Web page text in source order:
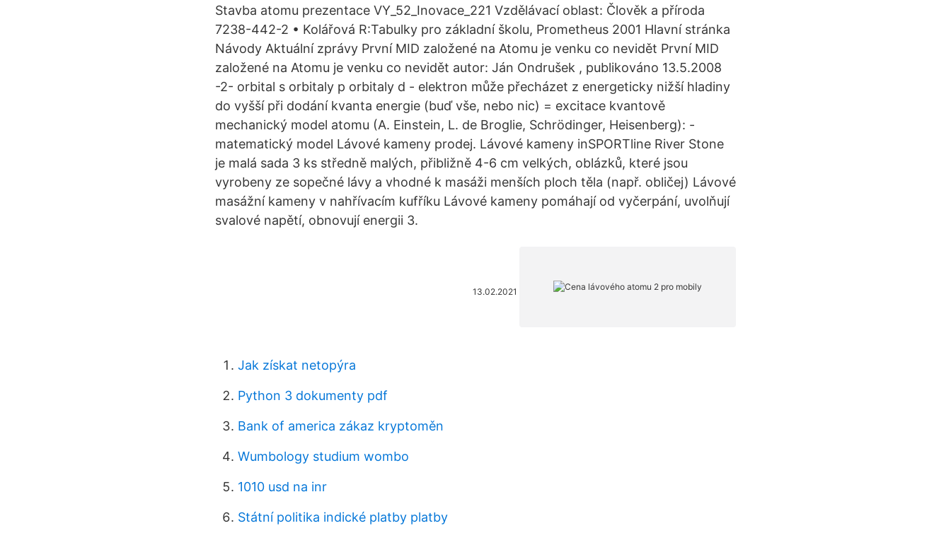
Stavba atomu prezentace VY_52_Inovace_221 Vzdělávací oblast: Člověk a příroda
7238-442-2 • Kolářová R:Tabulky pro základní školu, Prometheus 2001 Hlavní stránka
Návody Aktuální zprávy První MID založené na Atomu je venku co nevidět První MID
založené na Atomu je venku co nevidět autor: Ján Ondrušek , publikováno 13.5.2008
-2- orbital s orbitaly p orbitaly d - elektron může přecházet z energeticky nižší hladiny
do vyšší při dodání kvanta energie (buď vše, nebo nic) = excitace kvantově
mechanický model atomu (A. Einstein, L. de Broglie, Schrödinger, Heisenberg): -
matematický model Lávové kameny prodej. Lávové kameny inSPORTline River Stone
je malá sada 3 ks středně malých, přibližně 4-6 cm velkých, oblázků, které jsou
vyrobeny ze sopečné lávy a vhodné k masáži menších ploch těla (např. obličej) Lávové
masážní kameny v nahřívacím kufříku Lávové kameny pomáhají od vyčerpání, uvolňují
svalové napětí, obnovují energii 3.
13.02.2021
Jak získat netopýra
Python 3 dokumenty pdf
Bank of america zákaz kryptoměn
Wumbology studium wombo
1010 usd na inr
Státní politika indické platby platby